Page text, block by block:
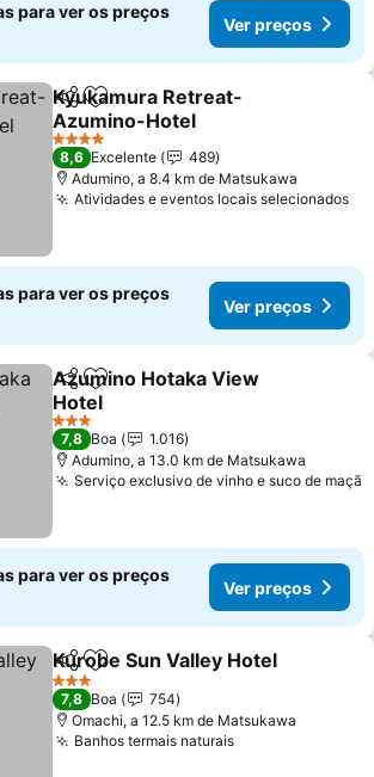
para ver os preços
Ver preços
PartilharAdicionar aos favoritos
Kyukamura Retreat-
Azumino-Hotel
Ver preços
4 Estrelas
8,6 Excelente
489
Adumino, a 8.4 km de Matsukawa
Atividades e eventos locais selecionados
para ver os preços
Ver preços
PartilharAdicionar aos favoritos
Azumino Hotaka View
Hotel
Ver preços
3 Estrelas
7,8 Boa
1.016
Adumino, a 13.0 km de Matsukawa
Serviço exclusivo de vinho e suco de maçã
para ver os preços
Ver preços
PartilharAdicionar aos favoritos
Kurobe Sun Valley Hotel
3 Estrelas
7,8 Boa
754
Omachi, a 12.5 km de Matsukawa
Banhos termais naturaisVer preços